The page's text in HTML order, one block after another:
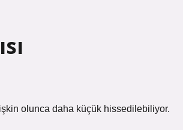
olunca daha küçük hissedilebiliyor.